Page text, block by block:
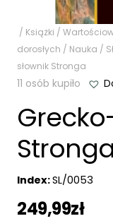
/ Książki /
dorosłych / Nauka /
słownik Stronga
11 osób kupiło
Stronga
Index:SL/0053
249,99zł